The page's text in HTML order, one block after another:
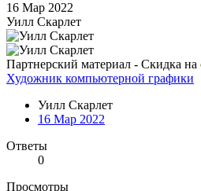
16 Мар 2022
Уилл Скарлет
Партнерский материал - Скидка на
Художник компьютерной графики
Уилл Скарлет
16 Мар 2022
Ответы
0
Просмотры